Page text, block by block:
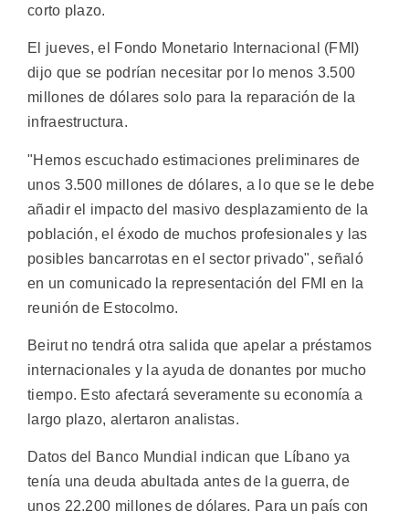
corto plazo.
El jueves, el Fondo Monetario Internacional (FMI)
dijo que se podrían necesitar por lo menos 3.500
millones de dólares solo para la reparación de la
infraestructura.
"Hemos escuchado estimaciones preliminares de
unos 3.500 millones de dólares, a lo que se le debe
añadir el impacto del masivo desplazamiento de la
población, el éxodo de muchos profesionales y las
posibles bancarrotas en el sector privado", señaló
en un comunicado la representación del FMI en la
reunión de Estocolmo.
Beirut no tendrá otra salida que apelar a préstamos
internacionales y la ayuda de donantes por mucho
tiempo. Esto afectará severamente su economía a
largo plazo, alertaron analistas.
Datos del Banco Mundial indican que Líbano ya
tenía una deuda abultada antes de la guerra, de
unos 22.200 millones de dólares. Para un país con